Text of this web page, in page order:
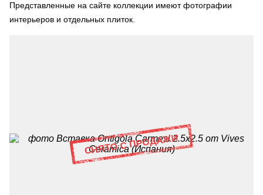
Представленные на сайте коллекции имеют фотографии
интерьеров и отдельных плиток.